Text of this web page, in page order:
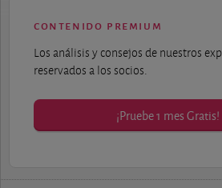
contenido premium
Los análisis y consejos de nuestros
reservados a los socios.
¡Pruebe 1 mes Gratis!